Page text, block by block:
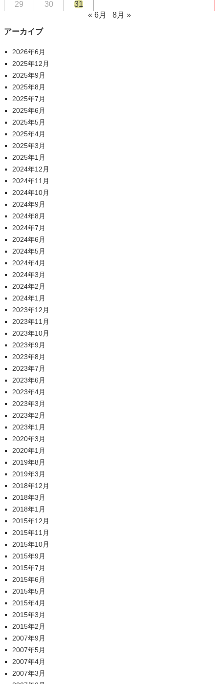
29 30
31
« 6月
8月 »
アーカイブ
2026年6月
2025年12月
2025年9月
2025年8月
2025年7月
2025年6月
2025年5月
2025年4月
2025年3月
2025年1月
2024年12月
2024年11月
2024年10月
2024年9月
2024年8月
2024年7月
2024年6月
2024年5月
2024年4月
2024年3月
2024年2月
2024年1月
2023年12月
2023年11月
2023年10月
2023年9月
2023年8月
2023年7月
2023年6月
2023年4月
2023年3月
2023年2月
2023年1月
2020年3月
2020年1月
2019年8月
2019年3月
2018年12月
2018年3月
2018年1月
2015年12月
2015年11月
2015年10月
2015年9月
2015年7月
2015年6月
2015年5月
2015年4月
2015年3月
2015年2月
2007年9月
2007年5月
2007年4月
2007年3月